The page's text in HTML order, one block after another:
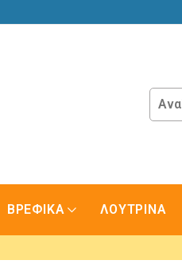
ΒΡΕΦΙΚΑ ΛΟΥΤΡΙΝΑ